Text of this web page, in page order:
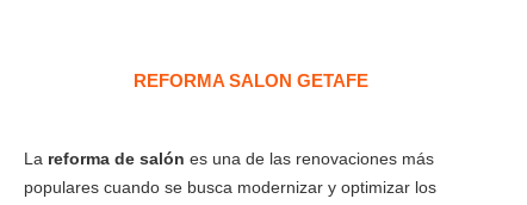
REFORMA SALON GETAFE
La reforma de salón es una de las renovaciones más
populares cuando se busca modernizar y optimizar los